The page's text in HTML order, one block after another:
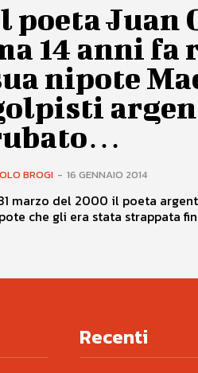
poeta Juan
14 anni
nipote
BROGI - 16 GENNAIO 2014
marzo del 2000 il poeta
che gli era stata strappata
Recenti